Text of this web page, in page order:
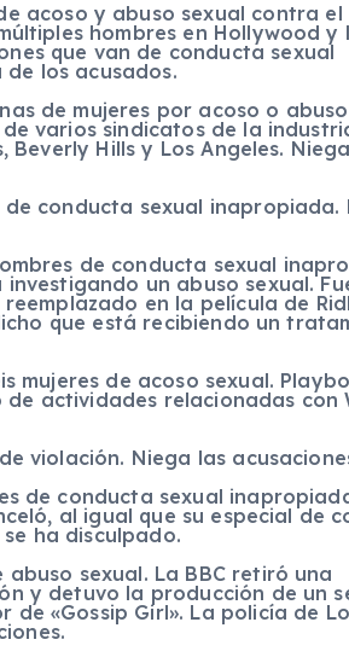
acoso y abuso sexual contra el
hombres en Hollywood y
que van de conducta sexual
los acusados.
de mujeres por acoso o
varios sindicatos de la
Hills y Los Angeles.
conducta sexual inapropiada.
de conducta sexual
un abuso sexual.
en la película de
que está recibiendo un
mujeres de acoso sexual.
actividades relacionadas con
violación. Niega las
de conducta sexual
al igual que su especial de
ha disculpado.
sexual. La BBC retiró una
y detuvo la producción de un
«Gossip Girl». La policía de